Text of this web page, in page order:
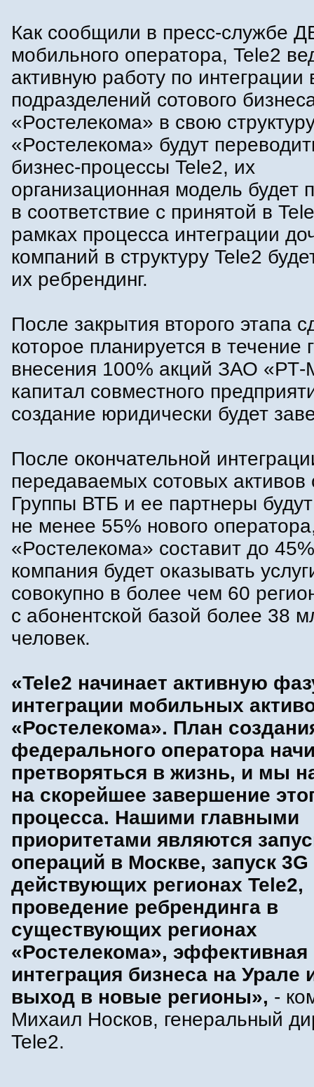
Как сообщили в пресс-службе
мобильного оператора, Tele2
активную работу по интеграции
подразделений сотового
«Ростелекома» в свою
«Ростелекома» будут
бизнес-процессы Tele2, их
организационная модель будет
в соответствие с принятой в
рамках процесса интеграции
компаний в структуру Tele2
их ребрендинг.
После закрытия второго этапа
которое планируется в течение
внесения 100% акций ЗАО
капитал совместного
создание юридически будет
После окончательной
передаваемых сотовых активов
Группы ВТБ и ее партнеры
не менее 55% нового
«Ростелекома» составит до
компания будет оказывать
совокупно в более чем 60
с абонентской базой более 38
человек.
«Tele2 начинает активную
интеграции мобильных
«Ростелекома». План
федерального оператора
претворяться в жизнь, и мы
на скорейшее завершение
процесса. Нашими главными
приоритетами являются
операций в Москве, запуск 3G
действующих регионах Tele2,
проведение ребрендинга в
существующих регионах
«Ростелекома», эффективная
интеграция бизнеса на Урале
выход в новые регионы», -
Михаил Носков, генеральный
Tele2.